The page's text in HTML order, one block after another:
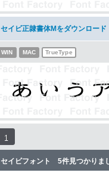
セイビ正隷書体Mをダウンロード
WIN MAC TrueType
1
セイビフォント 5件見つかりま